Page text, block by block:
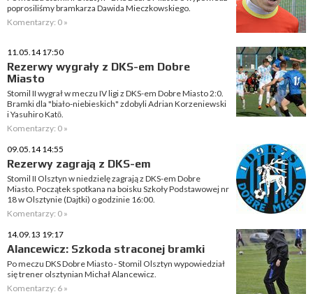
poprosiliśmy bramkarza Dawida Mieczkowskiego.
Komentarzy: 0 »
11.05.14 17:50
Rezerwy wygrały z DKS-em Dobre
Miasto
Stomil II wygrał w meczu IV ligi z DKS-em Dobre Miasto 2:0.
Bramki dla "biało-niebieskich" zdobyli Adrian Korzeniewski
i Yasuhiro Katō.
Komentarzy: 0 »
09.05.14 14:55
Rezerwy zagrają z DKS-em
Stomil II Olsztyn w niedzielę zagrają z DKS-em Dobre
Miasto. Początek spotkana na boisku Szkoły Podstawowej nr
18 w Olsztynie (Dajtki) o godzinie 16:00.
Komentarzy: 0 »
14.09.13 19:17
Alancewicz: Szkoda straconej bramki
Po meczu DKS Dobre Miasto - Stomil Olsztyn wypowiedział
się trener olsztynian Michał Alancewicz.
Komentarzy: 6 »